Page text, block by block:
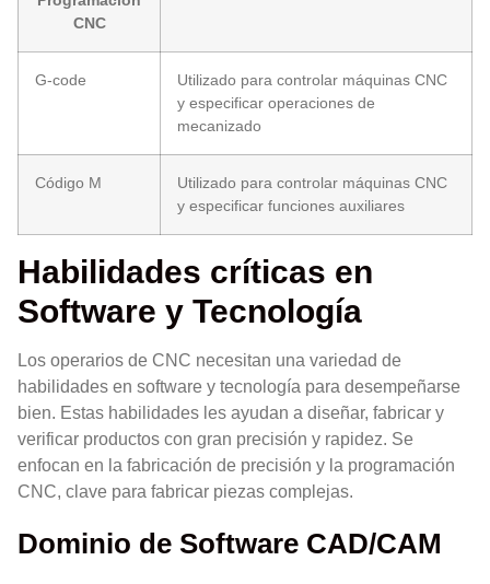
CNC
G-code
Utilizado para controlar máquinas CNC
y especificar operaciones de
mecanizado
Código M
Utilizado para controlar máquinas CNC
y especificar funciones auxiliares
Habilidades críticas en
Software y Tecnología
Los operarios de CNC necesitan una variedad de
habilidades en software y tecnología para desempeñarse
bien. Estas habilidades les ayudan a diseñar, fabricar y
verificar productos con gran precisión y rapidez. Se
enfocan en la fabricación de precisión y la programación
CNC, clave para fabricar piezas complejas.
Dominio de Software CAD/CAM